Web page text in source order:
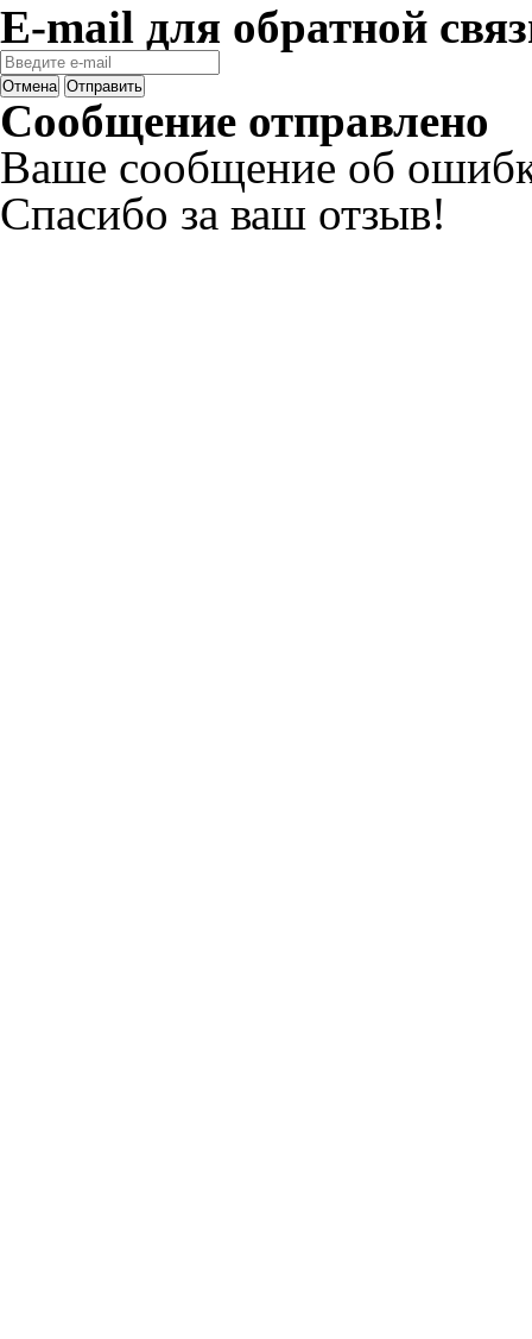
E-mail для обратной
Отмена Отправить
Сообщение отправлено
Ваше сообщение об
Спасибо за ваш отзыв!